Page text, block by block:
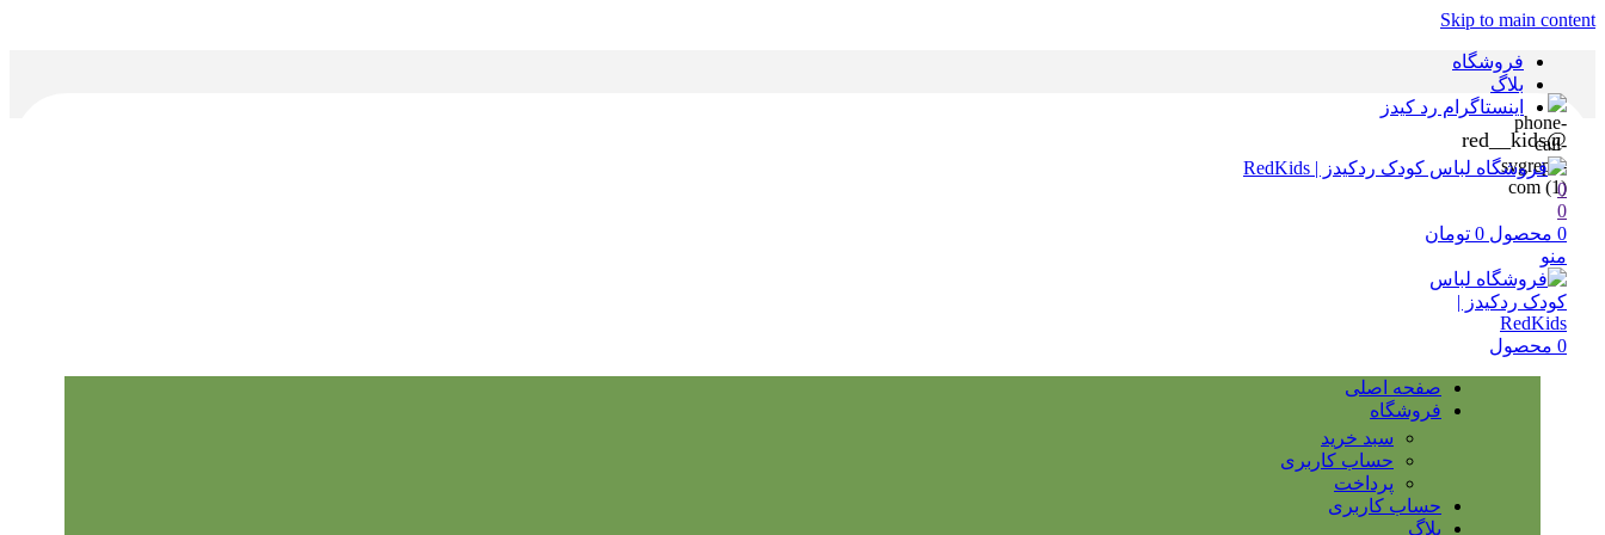
Skip to main content
فروشگاه
بلاگ
اینستاگرام رد کیدز
@red__kids
0
0
0 محصول 0 تومان
منو
0 محصول
صفحه اصلی
فروشگاه
سبد خرید
حساب کاربری
پرداخت
حساب کاربری
بلاگ